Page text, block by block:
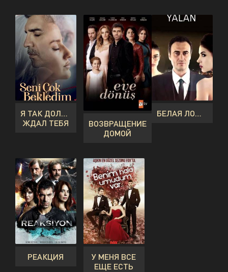
Я ТАК ДОЛГО
ЖДАЛ ТЕБЯ
ВОЗВРАЩЕНИЕ
ДОМОЙ
БЕЛАЯ ЛОЖЬ
РЕАКЦИЯ
У МЕНЯ ВСЕ
ЕЩЕ ЕСТЬ